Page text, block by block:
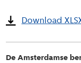
Download
De Amsterdamse